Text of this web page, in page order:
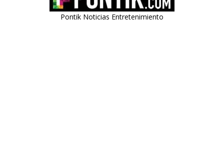
Pontik Noticias Entretenimiento